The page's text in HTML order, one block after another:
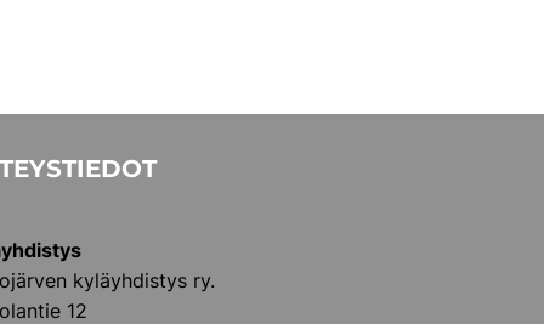
kyläyhdistys ry.
12